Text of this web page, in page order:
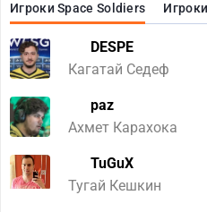
Игроки Space Soldiers
DESPE
Кагатай Седеф
paz
Ахмет Карахока
TuGuX
Тугай Кешкин